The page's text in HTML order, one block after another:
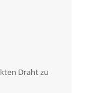
Draht zu